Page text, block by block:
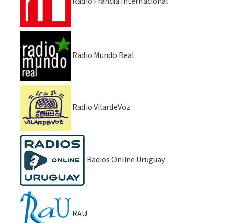
Radio Mundo Real
Radio VilardeVoz
Radios Online Uruguay
RAU